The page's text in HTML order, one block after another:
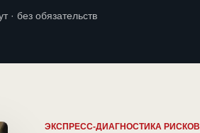
· без обязательств
ЭКСПРЕСС-ДИАГНОСТИКА РИСКОВ